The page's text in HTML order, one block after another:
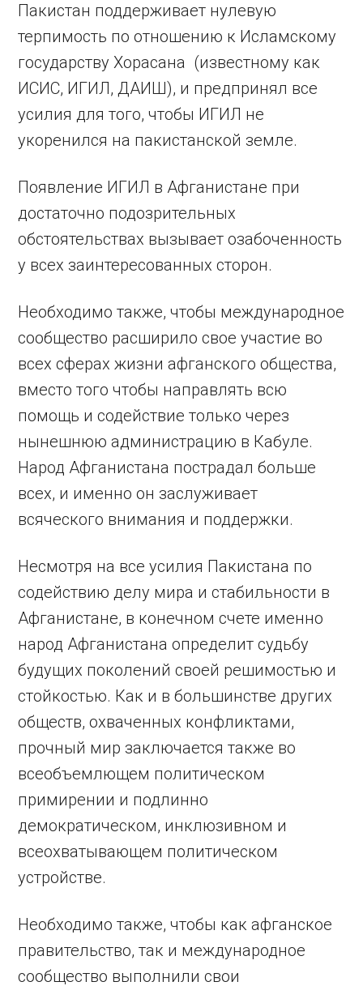
Пакистан поддерживает нулевую
терпимость по отношению к Исламскому
государству Хорасана (известному как
ИСИС, ИГИЛ, ДАИШ), и предпринял все
усилия для того, чтобы ИГИЛ не
укоренился на пакистанской земле.
Появление ИГИЛ в Афганистане при
достаточно подозрительных
обстоятельствах вызывает озабоченность
у всех заинтересованных сторон.
Необходимо также, чтобы международное
сообщество расширило свое участие во
всех сферах жизни афганского общества,
вместо того чтобы направлять всю
помощь и содействие только через
нынешнюю администрацию в Кабуле.
Народ Афганистана пострадал больше
всех, и именно он заслуживает
всяческого внимания и поддержки.
Несмотря на все усилия Пакистана по
содействию делу мира и стабильности в
Афганистане, в конечном счете именно
народ Афганистана определит судьбу
будущих поколений своей решимостью и
стойкостью. Как и в большинстве других
обществ, охваченных конфликтами,
прочный мир заключается также во
всеобъемлющем политическом
примирении и подлинно
демократическом, инклюзивном и
всеохватывающем политическом
устройстве.
Необходимо также, чтобы как афганское
правительство, так и международное
сообщество выполнили свои